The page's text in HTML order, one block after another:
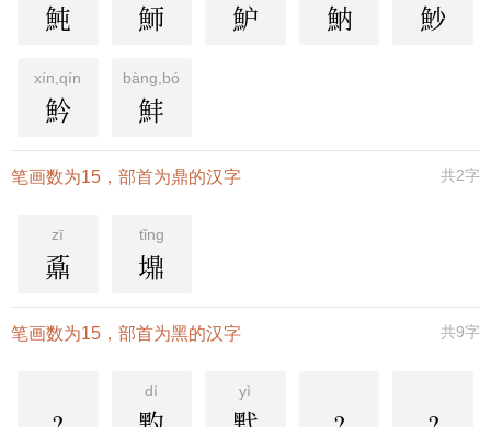
魨 魳 魲 魶 魦
xín,qín
䰼
bàng,bó
䰷
共2字
笔画数为15，部首为鼎的汉字
zī
鼒
tǐng
䵺
共9字
笔画数为15，部首为黑的汉字
dí yì